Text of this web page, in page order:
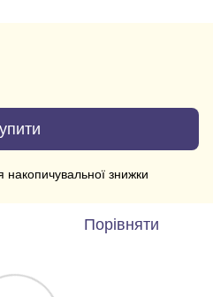
накопичувальної знижки
Порівняти